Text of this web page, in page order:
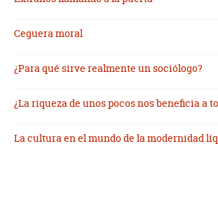
Ceguera moral
¿Para qué sirve realmente un sociólogo?
¿La riqueza de unos pocos nos beneficia a
La cultura en el mundo de la modernidad